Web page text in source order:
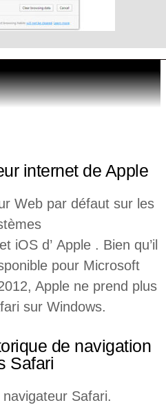
internet de Apple
Web par défaut sur les
iOS d’ Apple . Bien qu’il
pour Microsoft
Apple ne prend plus
sur Windows.
de navigation
Safari
Safari.